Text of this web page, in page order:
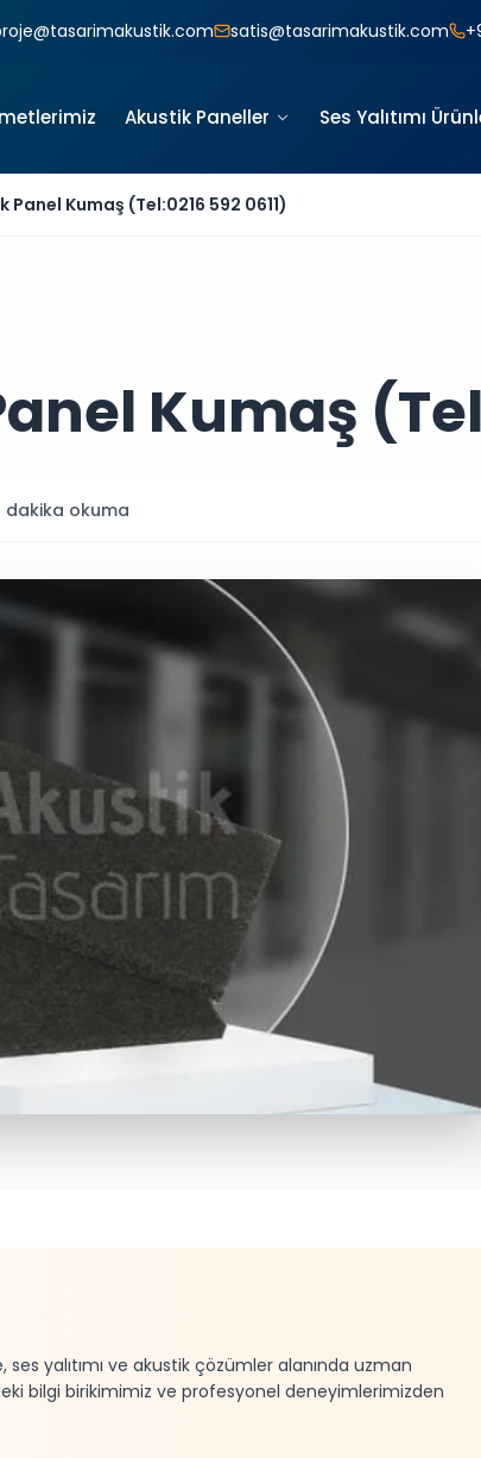
satis@tasarimakustik.com
Akustik Paneller Ses Yalıtımı
Panel Kumaş (Tel:0216 592 0611)
Kumaş
dakika okuma
ses yalıtımı ve akustik çözümler alanında uzman
bilgi birikimimiz ve profesyonel deneyimlerimizden